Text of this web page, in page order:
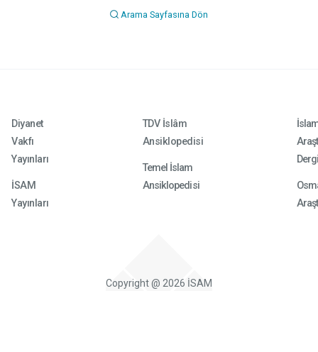
Arama Sayfasına Dön
Diyanet
Vakfı
Yayınları
İSAM
Yayınları
TDV İslâm
Ansiklopedisi
Temel İslam
Ansiklopedisi
Copyright @ 2026 İSAM